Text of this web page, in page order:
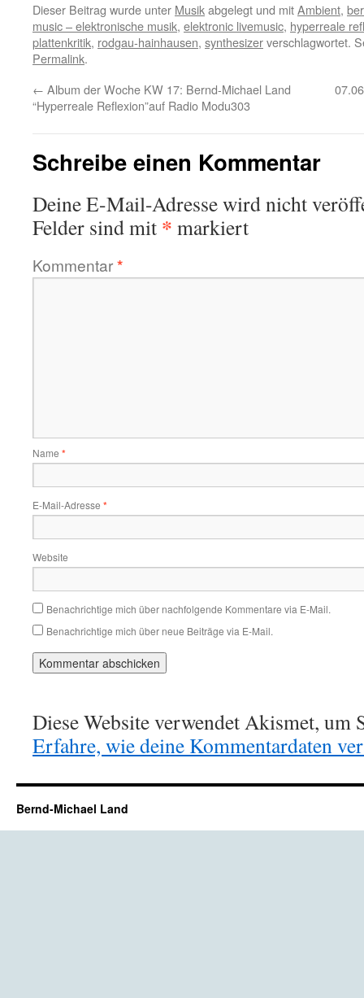
Dieser Beitrag wurde unter Musikabgelegt und mitAmbient,
music – elektronische musik, elektronic livemusic, hyperreale
plattenkritik, rodgau-hainhausen, synthesizerverschlagwortet.
Permalink.
← Album der Woche KW 17: Bernd-Michael Land
“Hyperreale Reflexion”auf Radio Modu303
Schreibe einen Kommentar
Deine E-Mail-Adresse wird nicht
Felder sind mit * markiert
Kommentar*
Name *
E-Mail-Adresse *
Website
Benachrichtige mich über nachfolgende Kommentare via E-Mail.
Benachrichtige mich über neue Beiträge via E-Mail.
Diese Website verwendet Akismet, um
Erfahre, wie deine Kommentardaten
Bernd-Michael Land